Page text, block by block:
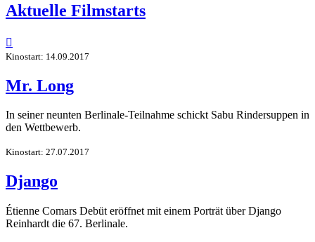
Aktuelle Filmstarts

Kinostart: 14.09.2017
Mr. Long
In seiner neunten Berlinale-Teilnahme schickt Sabu Rindersuppen in
den Wettbewerb.
Kinostart: 27.07.2017
Django
Étienne Comars Debüt eröffnet mit einem Porträt über Django
Reinhardt die 67. Berlinale.